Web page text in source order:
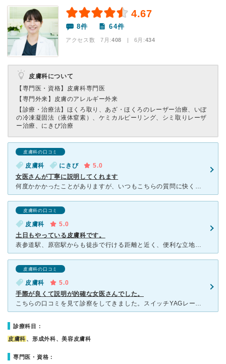
4.67
8件 64件
アクセス数 7月:408 | 6月:434
皮膚科について
【専門医・資格】 皮膚科専門医
【専門外来】 皮膚のアレルギー外来
【診療・治療法】 ほくろ取り、あざ・ほくろのレーザー治療、いぼ
の冷凍凝固法（液体窒素）、ケミカルピーリング、シミ取りレーザ
ー治療、にきび治療
皮膚科の口コミ
皮膚科 にきび
5.0
女医さんが丁寧に説明してくれます
何度かかかったことがありますが、いつもこちらの質問に快く答えてくれて、とても気持ちよく診察を受けることができます。特に薬の注意点や、こちらの欲しい薬の要望にも、自身の症状に照らし合わせ提案してくださる
皮膚科の口コミ
皮膚科
5.0
土日もやっている皮膚科です。
表参道駅、原宿駅からも徒歩で行ける距離と近く、便利な立地にあります。 土日もやっているので平日仕事でいけない自分にはぴったりのクリニックです。 担当してくださったのは女性の先生でした。 話し
皮膚科の口コミ
皮膚科
5.0
手際が良くて説明が的確な女医さんでした。
こちらの口コミを見て診察をしてきました。スイッチYAGレーザーのカウンセリングを受けたところ 妊娠中の友人のシミが濃くなったお話や肝斑との違いレーザーの種類を説明してくださり納得のいく説明で5-10
診療科目：
皮膚科 、形成外科、美容皮膚科
専門医・資格：